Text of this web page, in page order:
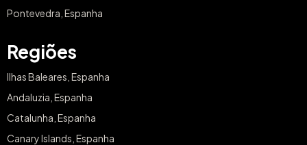
Pontevedra, Espanha
Regiões
Ilhas Baleares, Espanha
Andaluzia, Espanha
Catalunha, Espanha
Canary Islands, Espanha